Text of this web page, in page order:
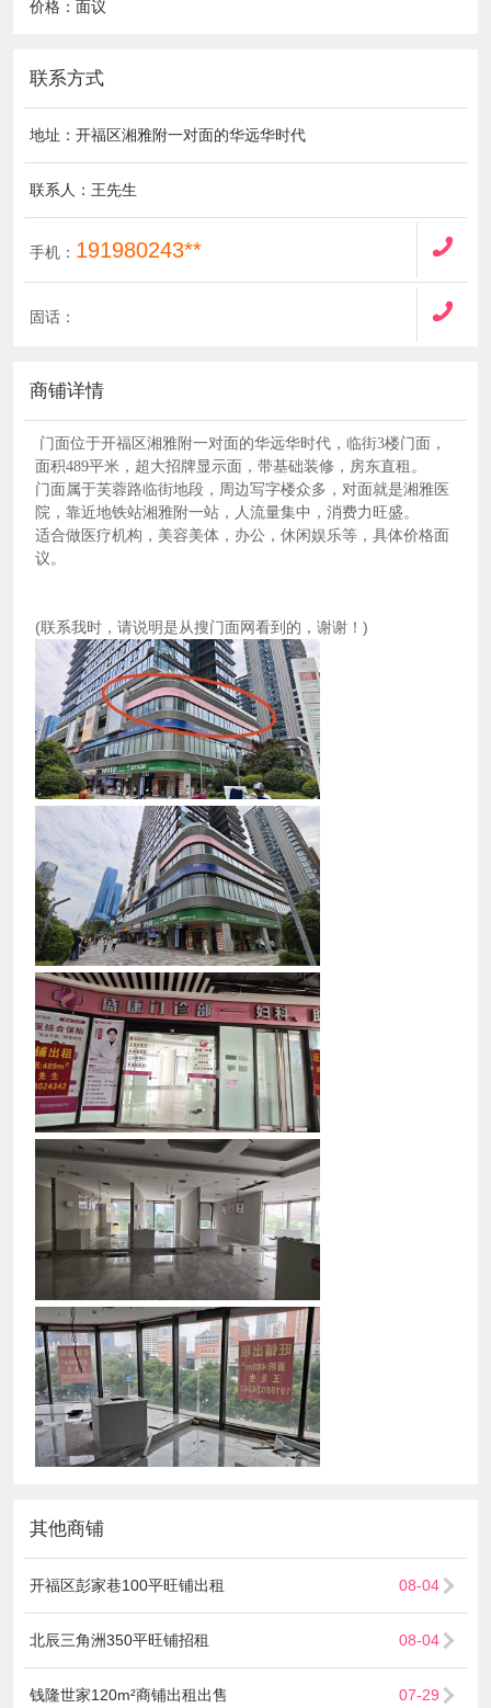
价格：面议
联系方式
地址：开福区湘雅附一对面的华远华时代
联系人：王先生
手机： 191980243**
固话：
商铺详情
门面位于开福区湘雅附一对面的华远华时代，临街3楼门面，
面积489平米，超大招牌显示面，带基础装修，房东直租。
门面属于芙蓉路临街地段，周边写字楼众多，对面就是湘雅医
院，靠近地铁站湘雅附一站，人流量集中，消费力旺盛。
适合做医疗机构，美容美体，办公，休闲娱乐等，具体价格面
议。
(联系我时，请说明是从搜门面网看到的，谢谢！)
其他商铺
开福区彭家巷100平旺铺出租 08-04
北辰三角洲350平旺铺招租 08-04
钱隆世家120m²商铺出租出售 07-29